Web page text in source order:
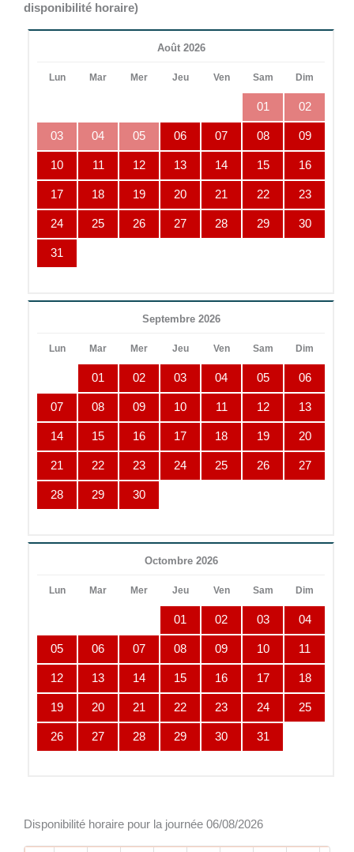
disponibilité horaire)
Août 2026
Lun Mar Mer Jeu Ven Sam Dim
01 02
03 04 05 06 07 08 09
10 11 12 13 14 15 16
17 18 19 20 21 22 23
24 25 26 27 28 29 30
31
Septembre 2026
Lun Mar Mer Jeu Ven Sam Dim
01 02 03 04 05 06
07 08 09 10 11 12 13
14 15 16 17 18 19 20
21 22 23 24 25 26 27
28 29 30
Octombre 2026
Lun Mar Mer Jeu Ven Sam Dim
01 02 03 04
05 06 07 08 09 10 11
12 13 14 15 16 17 18
19 20 21 22 23 24 25
26 27 28 29 30 31
Disponibilité horaire pour la journée 06/08/2026